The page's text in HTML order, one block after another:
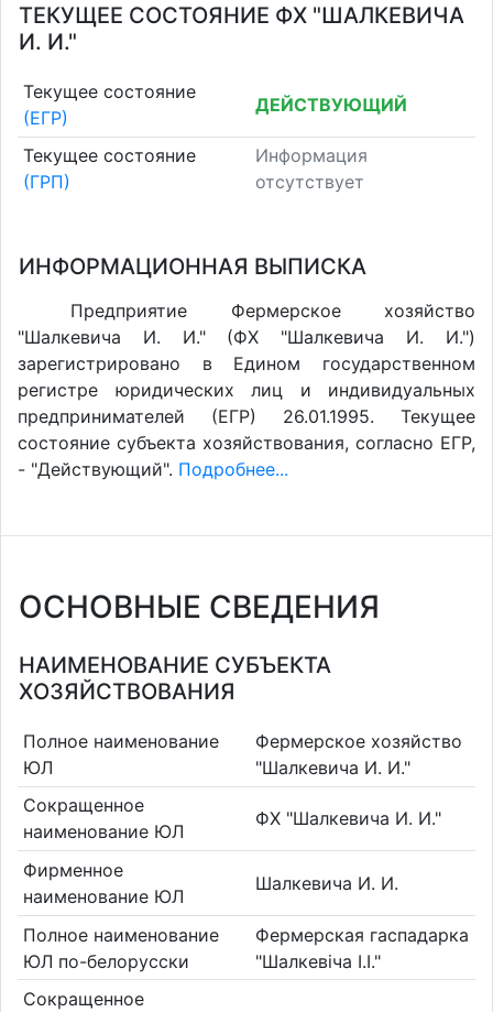
ТЕКУЩЕЕ СОСТОЯНИЕ ФХ "ШАЛКЕВИЧА
И. И."
Текущее состояние
(ЕГР)
ДЕЙСТВУЮЩИЙ
Текущее состояние
(ГРП)
Информация
отсутствует
ИНФОРМАЦИОННАЯ ВЫПИСКА
Предприятие Фермерское хозяйство
"Шалкевича И. И." (ФХ "Шалкевича И. И.")
зарегистрировано в Едином государственном
регистре юридических лиц и индивидуальных
предпринимателей (ЕГР) 26.01.1995. Текущее
состояние субъекта хозяйствования, согласно ЕГР,
- "Действующий". Подробнее...
ОСНОВНЫЕ СВЕДЕНИЯ
НАИМЕНОВАНИЕ СУБЪЕКТА
ХОЗЯЙСТВОВАНИЯ
Полное наименование
ЮЛ
Фермерское хозяйство
"Шалкевича И. И."
Сокращенное
наименование ЮЛ
ФХ "Шалкевича И. И."
Фирменное
наименование ЮЛ
Шалкевича И. И.
Полное наименование
ЮЛ по-белорусски
Фермерская гаспадарка
"Шалкевіча І.І."
Сокращенное